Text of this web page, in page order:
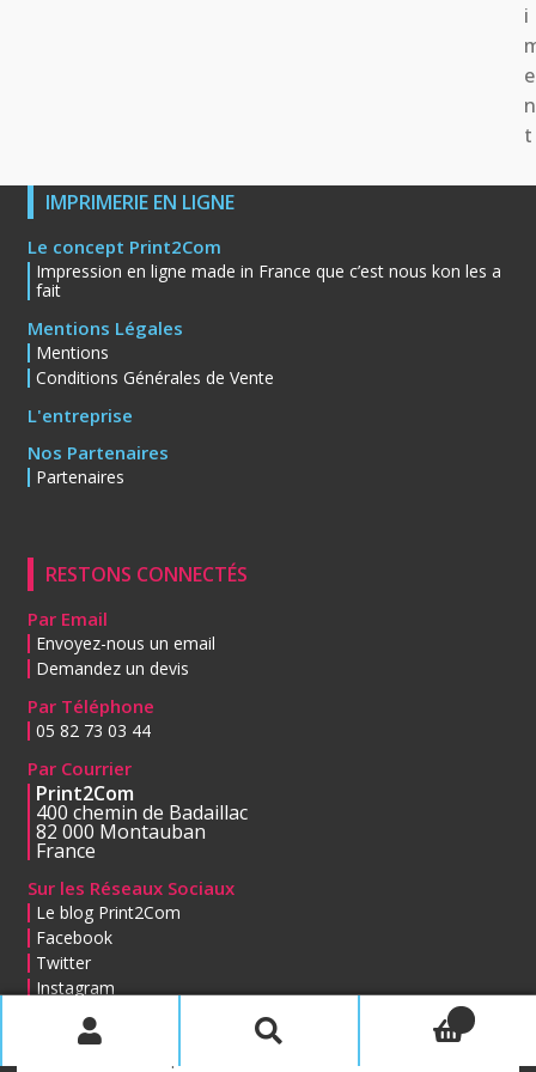
i
e
n
t
IMPRIMERIE EN LIGNE
Le concept Print2Com
Impression en ligne made in France que c’est nous kon les a
fait
Mentions Légales
Mentions
Conditions Générales de Vente
L'entreprise
Nos Partenaires
Partenaires
RESTONS CONNECTÉS
Par Email
Envoyez-nous un email
Demandez un devis
Par Téléphone
05 82 73 03 44
Par Courrier
Print2Com
400 chemin de Badaillac
82 000 Montauban
France
Sur les Réseaux Sociaux
Le blog Print2Com
Facebook
Twitter
Instagram
Recherche
pour :
Recherche